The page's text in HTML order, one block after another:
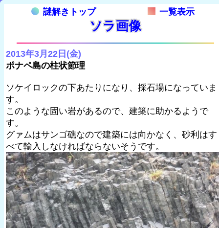
謎解きトップ 一覧表示
ソラ画像
2013年3月22日(金)
ポナペ島の柱状節理
ソケイロックの下あたりになり、採石場になっていま
す。
このような固い岩があるので、建築に助かるようで
す。
グァムはサンゴ礁なので建築には向かなく、砂利はす
べて輸入しなければならないそうです。